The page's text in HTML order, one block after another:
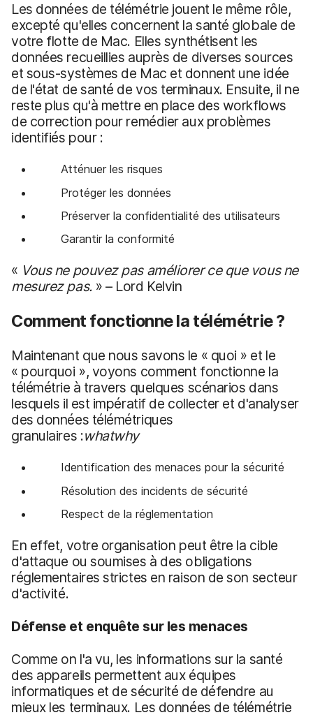
Les données de télémétrie jouent le même rôle,
excepté qu'elles concernent la santé globale de
votre flotte de Mac. Elles synthétisent les
données recueillies auprès de diverses sources
et sous-systèmes de Mac et donnent une idée
de l'état de santé de vos terminaux. Ensuite, il ne
reste plus qu'à mettre en place des workflows
de correction pour remédier aux problèmes
identifiés pour :
Atténuer les risques
Protéger les données
Préserver la confidentialité des utilisateurs
Garantir la conformité
« Vous ne pouvez pas améliorer ce que vous ne
mesurez pas.» – Lord Kelvin
Comment fonctionne la télémétrie ?
Maintenant que nous savons le « quoi » et le
« pourquoi », voyons comment fonctionne la
télémétrie à travers quelques scénarios dans
lesquels il est impératif de collecter et d'analyser
des données télémétriques
granulaires :whatwhy
Identification des menaces pour la sécurité
Résolution des incidents de sécurité
Respect de la réglementation
En effet, votre organisation peut être la cible
d'attaque ou soumises à des obligations
réglementaires strictes en raison de son secteur
d'activité.
Défense et enquête sur les menaces
Comme on l'a vu, les informations sur la santé
des appareils permettent aux équipes
informatiques et de sécurité de défendre au
mieux les terminaux. Les données de télémétrie